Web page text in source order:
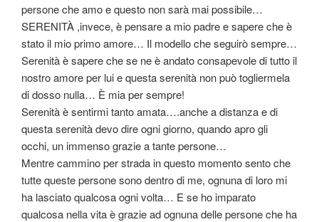
persone che amo e questo non sarà mai possibile…
SERENITÀ ,invece, è pensare a mio padre e sapere che è
stato il mio primo amore… Il modello che seguirò sempre…
Serenità è sapere che se ne è andato consapevole di tutto il
nostro amore per lui e questa serenità non può togliermela
di dosso nulla… È mia per sempre!
Serenità è sentirmi tanto amata….anche a distanza e di
questa serenità devo dire ogni giorno, quando apro gli
occhi, un immenso grazie a tante persone…
Mentre cammino per strada in questo momento sento che
tutte queste persone sono dentro di me, ognuna di loro mi
ha lasciato qualcosa ogni volta… E se ho imparato
qualcosa nella vita è grazie ad ognuna delle persone che ha